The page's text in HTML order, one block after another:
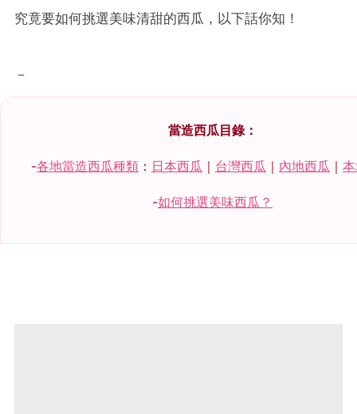
究竟要如何挑選美味清甜的西瓜，以下話你知！
－
當造西瓜目錄：
-各地當造西瓜種類 ： 日本西瓜 ｜ 台灣西瓜 ｜ 內地西瓜 ｜
-如何挑選美味西瓜？